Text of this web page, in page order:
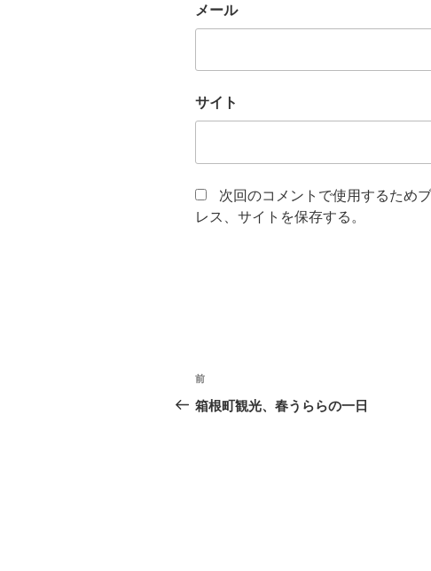
メール
サイト
次回のコメントで使用するため
レス、サイトを保存する。
投
稿
前
の
前
箱根町観光、春うららの一日